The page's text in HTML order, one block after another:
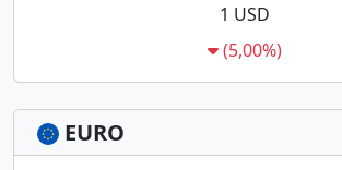
1 USD
(5,00%)
EURO